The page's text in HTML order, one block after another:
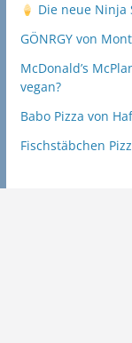
Die neue Ninja
GÖNRGY von
McDonald’s
vegan?
Babo Pizza von
Fischstäbchen